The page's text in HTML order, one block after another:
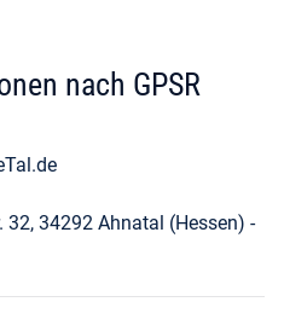
nach GPSR
32, 34292 Ahnatal (Hessen) -